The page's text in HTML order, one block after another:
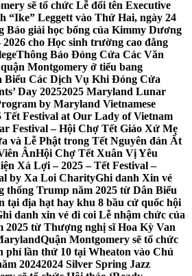
sẽ tổ chức Lễ đổi tên Executive
“Ike” Leggett vào Thứ Hai, ngày 24
Báo giải học bổng của Kimmy Dương
cho Học sinh trường cao đẳng
Thông Báo Đóng Cửa Các Văn
Montgomery ở tiểu bang
Các Dịch Vụ Khi Đóng Cửa
Day 20252025 Maryland Lunar
by Maryland Vietnamese
Tết Festival at Our Lady of Vietnam
Festival – Hội Chợ Tết Giáo Xứ Mẹ
và Lễ Phật trong Tết Nguyên đán Ất
ÂnHội Chợ Tết Xuân Vị Yêu
Xá Lợi – 2025 – Tết Festival –
by Xa Loi CharityGhi danh Xin vé
thống Trump năm 2025 từ Dân Biểu
tại địa hạt hay khu 8 bầu cử quốc hội
danh xin vé đi coi Lễ nhậm chức của
2025 từ Thượng nghị sĩ Hoa Kỳ Van
Quận Montgomery sẽ tổ chức
phí lần thứ 10 tại Wheaton vào Chủ
20242024 Silver Spring Jazz